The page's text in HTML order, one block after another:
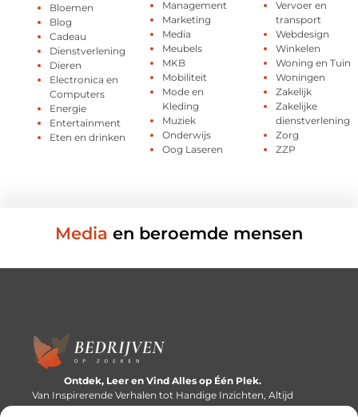
Bloemen
Blog
Cadeau
Dienstverlening
Dieren
Electronica en
Computers
Energie
Entertainment
Eten en drinken
Management
Marketing
Media
Meubels
MKB
Mobiliteit
Mode en
Kleding
Muziek
Onderwijs
Oog Laseren
Vervoer en
transport
Webdesign
Winkelen
Woning en Tuin
Woningen
Zakelijk
Zakelijke
dienstverlening
Zorg
ZZP
Media en beroemde mensen
Ontdek, Leer en Vind Alles op Één Plek.
Van Inspirerende Verhalen tot Handige Inzichten, Altijd
Binnen Handbereik.